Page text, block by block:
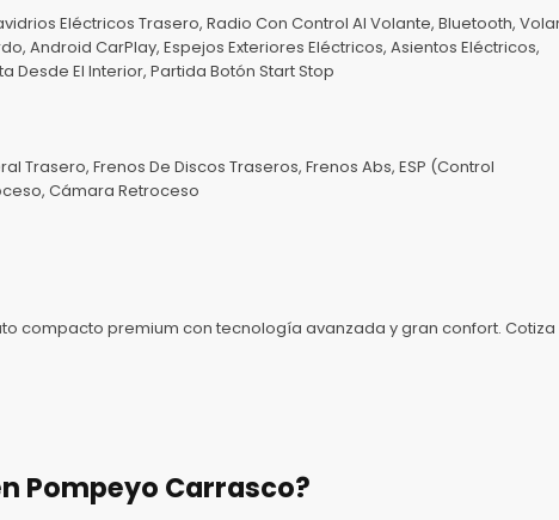
Eléctricos Trasero, Radio Con Control Al Volante, Bluetooth,
Android CarPlay, Espejos Exteriores Eléctricos, Asientos Eléctricos,
El Interior, Partida Botón Start Stop
Frenos De Discos Traseros, Frenos Abs, ESP (Control
Cámara Retroceso
compacto premium con tecnología avanzada y gran confort. Cotiza
Pompeyo Carrasco?